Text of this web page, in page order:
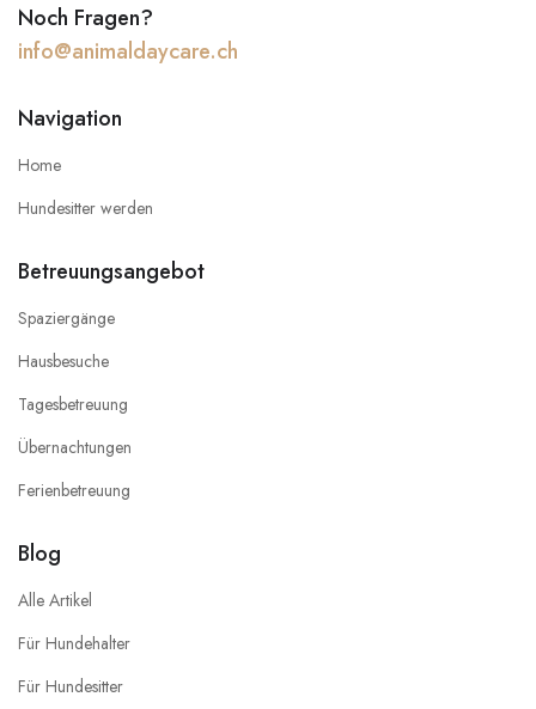
Noch Fragen?
info@animaldaycare.ch
Navigation
Home
Hundesitter werden
Betreuungsangebot
Spaziergänge
Hausbesuche
Tagesbetreuung
Übernachtungen
Ferienbetreuung
Blog
Alle Artikel
Für Hundehalter
Für Hundesitter